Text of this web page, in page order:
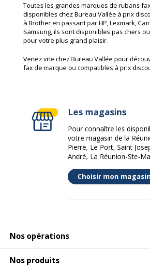
Toutes les grandes marques de rubans
disponibles chez Bureau Vallée à prix
à Brother en passant par HP, Lexmark,
Samsung, ils sont disponibles pas chers
pour votre plus grand plaisir.
Venez vite chez Bureau Vallée pour
fax de marque ou compatibles à prix
Nos opérations
Nos produits
Les magasins
Pour connaître les
votre magasin de la
Pierre, Le Port, Saint
André, La Réunion-Ste-
Choisir mon